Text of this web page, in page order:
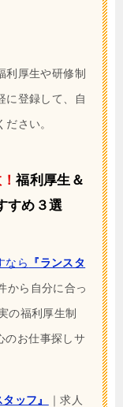
利厚生や研修制
に登録して、自
さい。
！福利厚生＆
すめ３選
なら
『ランスタ
から自分に合っ
の福利厚生制
のお仕事探しサ
ッフ』
｜求人